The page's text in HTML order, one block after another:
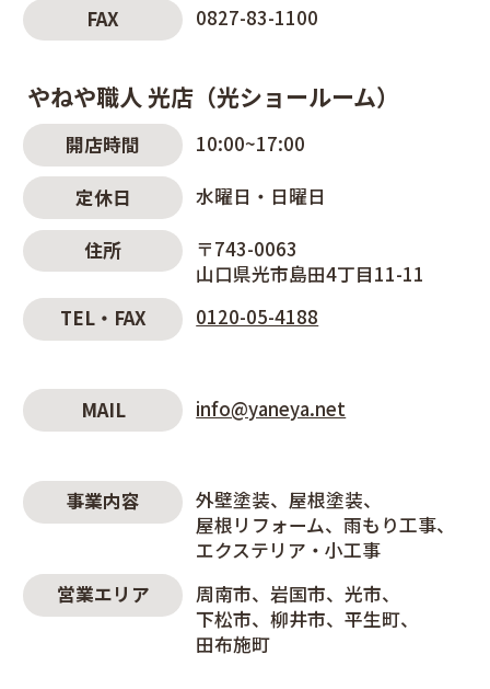
FAX 0827-83-1100
やねや職人 光店（光ショールーム）
開店時間 10:00~17:00
定休日 水曜日・日曜日
住所
〒743-0063
山口県光市島田4丁目11-11
TEL・FAX
0120-05-4188
MAIL info@yaneya.net
事業内容 外壁塗装
屋根塗装
屋根リフォーム
雨もり工事
エクステリア・小工事
営業エリア
周南市 岩国市
光市
下松市
柳井市
平生町
田布施町